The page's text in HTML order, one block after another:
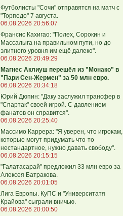
Футболисты "Сочи" отправятся на матч с
"Торпедо" 7 августа.
06.08.2026 20:56:07
Франсис Кахигао: "Полех, Сорокин и
Массалыга на правильном пути, но до
элитного уровня им ещё далеко".
06.08.2026 20:49:29
Магнес Аклиуш перешёл из "Монако" в
"Пари Сен-Жермен" за 50 млн евро.
06.08.2026 20:34:18
Юрий Дюпин: "Даку заслужил трансфер в
"Спартак" своей игрой. С давлением
фанатов он справится".
06.08.2026 20:25:40
Массимо Каррера: "Я уверен, что игрокам,
которые могут придумать что-то
нестандартное, нужно давать свободу".
06.08.2026 20:15:15
"Галатасарай" предложил 33 млн евро за
Алексея Батракова.
06.08.2026 20:01:05
Лига Европы. КуПС и "Университатя
Крайова" сыграли вничью.
06.08.2026 20:00:50